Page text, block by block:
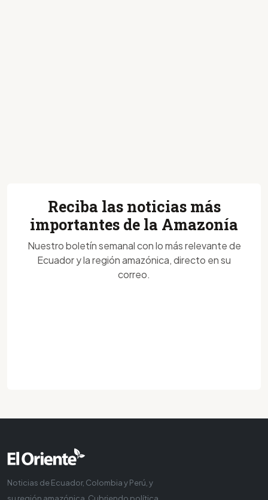
Reciba las noticias más
importantes de la Amazonía
Nuestro boletín semanal con lo más relevante de
Ecuador y la región amazónica, directo en su
correo.
Noticias de Ecuador, Colombia y Perú, y